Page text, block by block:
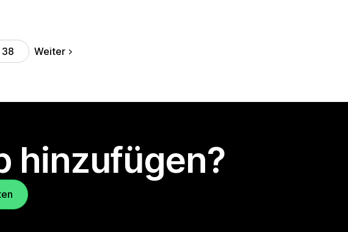
38 Weiter
hinzufügen?